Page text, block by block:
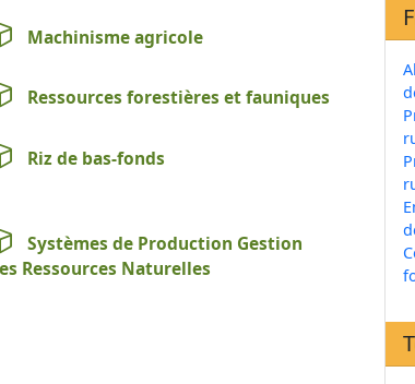
Machinisme agricole
Ressources forestières et fauniques
Riz de bas-fonds
Systèmes de Production Gestion
Ressources Naturelles